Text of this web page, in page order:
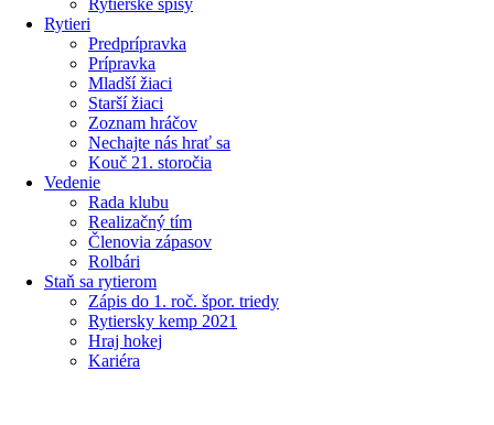
Rytierske spisy
Rytieri
Predprípravka
Prípravka
Mladší žiaci
Starší žiaci
Zoznam hráčov
Nechajte nás hrať sa
Kouč 21. storočia
Vedenie
Rada klubu
Realizačný tím
Členovia zápasov
Rolbári
Staň sa rytierom
Zápis do 1. roč. špor. triedy
Rytiersky kemp 2021
Hraj hokej
Kariéra